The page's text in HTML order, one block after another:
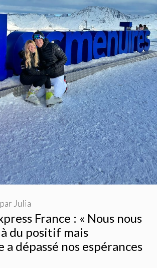
France : « Nous nous
du positif mais
a dépassé nos espérances
par Julia